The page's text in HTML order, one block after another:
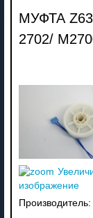
МУФТА
2702/
изображение
Производитель: